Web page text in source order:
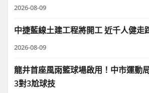
2026-08-09
中捷藍線土建工程將開工 近千人健走
2026-08-09
龍井首座風雨籃球場啟用！中市運動
3對3尬球技